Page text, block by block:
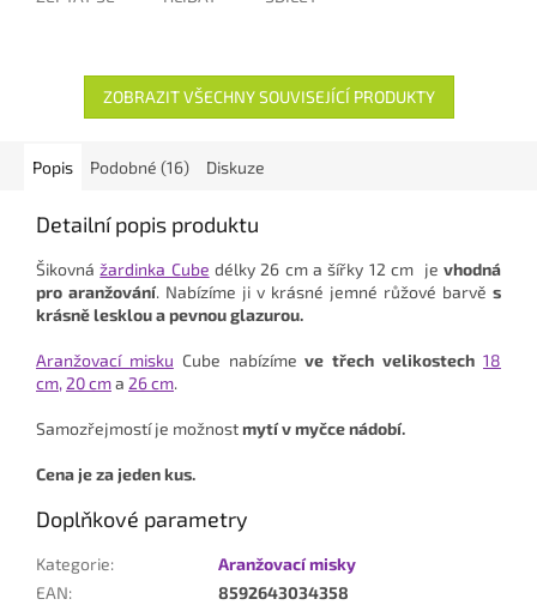
ZOBRAZIT VŠECHNY SOUVISEJÍCÍ PRODUKTY
Popis Podobné (16) Diskuze
Detailní popis produktu
Šikovná žardinka Cube délky 26 cm a šířky 12 cm je vhodná
pro aranžování. Nabízíme ji v krásné jemné růžové barvě s
krásně lesklou a pevnou glazurou.
Aranžovací misku Cube nabízíme ve třech velikostech 18
cm, 20cma 26 cm.
Samozřejmostí je možnostmytí v myčce nádobí.
Cena je za jeden kus.
Doplňkové parametry
Kategorie:
Aranžovací misky
EAN:
8592643034358